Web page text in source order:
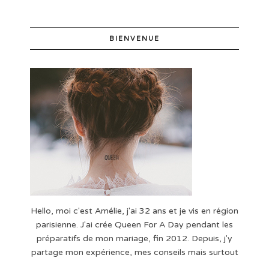
BIENVENUE
Hello, moi c'est Amélie, j'ai 32 ans et je vis en région
parisienne. J'ai crée Queen For A Day pendant les
préparatifs de mon mariage, fin 2012. Depuis, j'y
partage mon expérience, mes conseils mais surtout